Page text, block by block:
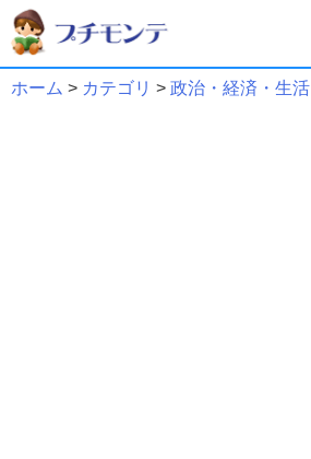
ホーム > カテゴリ > 政治・経済・生活